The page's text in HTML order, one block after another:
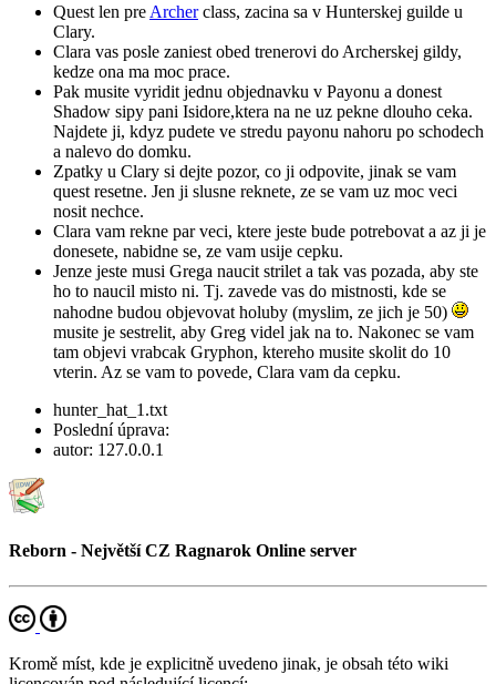
Quest len pre Archerclass, zacina sa v Hunterskej guilde u
Clary.
Clara vas posle zaniest obed trenerovi do Archerskej gildy,
kedze ona ma moc prace.
Pak musite vyridit jednu objednavku v Payonu a donest
Shadow sipy pani Isidore,ktera na ne uz pekne dlouho ceka.
Najdete ji, kdyz pudete ve stredu payonu nahoru po schodech
a nalevo do domku.
Zpatky u Clary si dejte pozor, co ji odpovite, jinak se vam
quest resetne. Jen ji slusne reknete, ze se vam uz moc veci
nosit nechce.
Clara vam rekne par veci, ktere jeste bude potrebovat a az ji je
donesete, nabidne se, ze vam usije cepku.
Jenze jeste musi Grega naucit strilet a tak vas pozada, aby ste
ho to naucil misto ni. Tj. zavede vas do mistnosti, kde se
nahodne budou objevovat holuby (myslim, ze jich je 50)
musite je sestrelit, aby Greg videl jak na to. Nakonec se vam
tam objevi vrabcak Gryphon, ktereho musite skolit do 10
vterin. Az se vam to povede, Clara vam da cepku.
hunter_hat_1.txt
Poslední úprava:
autor: 127.0.0.1
Reborn - Největší CZ Ragnarok Online server
Kromě míst, kde je explicitně uvedeno jinak, je obsah této wiki